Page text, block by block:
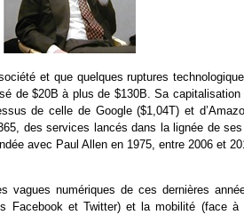
et que quelques ruptures
de $20B à plus de $130B. Sa
de celle de Google ($1,04T) et
des services lancés dans la lignée de
avec Paul Allen en 1975, entre 2006 et
vagues numériques de ces dernières
et Twitter) et la mobilité (face à